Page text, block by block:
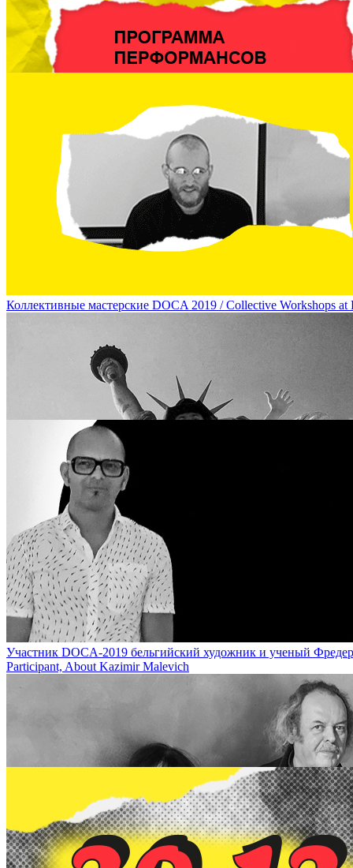
Перформансы на DOCA-2019 / Performances at DOCA 2019
Коллективные мастерские DOCA 2019 / Collective Workshops
“Все говорят о нем, а он молчит: художники Валера и
Natasha Cherkashin About Kazimir Malevich
Участник DOCA-2019 бельгийский художник и ученый
Participant, About Kazimir Malevich